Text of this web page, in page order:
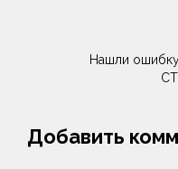
Нашли
Добавить